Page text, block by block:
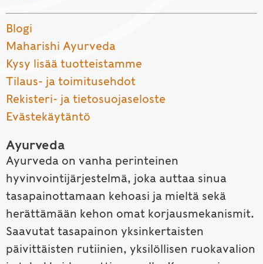
Blogi
Maharishi Ayurveda
Kysy lisää tuotteistamme
Tilaus- ja toimitusehdot
Rekisteri- ja tietosuojaseloste
Evästekäytäntö
Ayurveda
Ayurveda on vanha perinteinen
hyvinvointijärjestelmä, joka auttaa sinua
tasapainottamaan kehoasi ja mieltä sekä
herättämään kehon omat korjausmekanismit.
Saavutat tasapainon yksinkertaisten
päivittäisten rutiinien, yksilöllisen ruokavalion